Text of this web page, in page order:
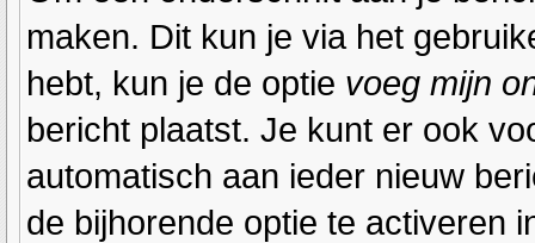
maken. Dit kun je via het
hebt, kun je de optie voeg mijn
bericht plaatst. Je kunt er ook
automatisch aan ieder nieuw
de bijhorende optie te activeren